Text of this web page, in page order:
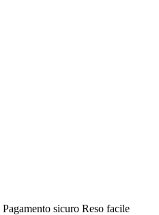
Pagamento sicuro Reso facile